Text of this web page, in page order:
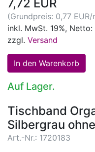
7,72 EUR
(Grundpreis: 0,77 EUR/
inkl. MwSt. 19%, Netto:
zzgl. Versand
Auf Lager.
Tischband
Silbergrau
Art.-Nr.: 1720183